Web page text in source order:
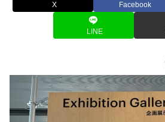
X Facebook
LINE